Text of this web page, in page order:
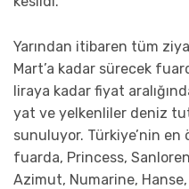
Yarından itibaren tüm
Mart’a kadar sürecek
liraya kadar fiyat
yat ve yelkenliler deniz
sunuluyor. Türkiye’nin en
fuarda, Princess,
Azimut, Numarine,